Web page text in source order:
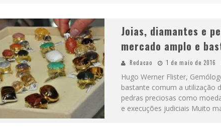
Joias, diamantes e
mercado amplo e
Redacao 1 de maio de 2016
Hugo Werner Flister,
bastante comum a utilização
pedras preciosas como
e execuções judiciais Muito